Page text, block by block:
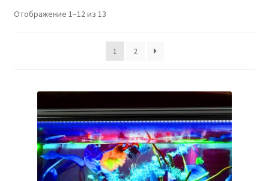
Дом и сад
Отображение 1–12 из 13
1 2